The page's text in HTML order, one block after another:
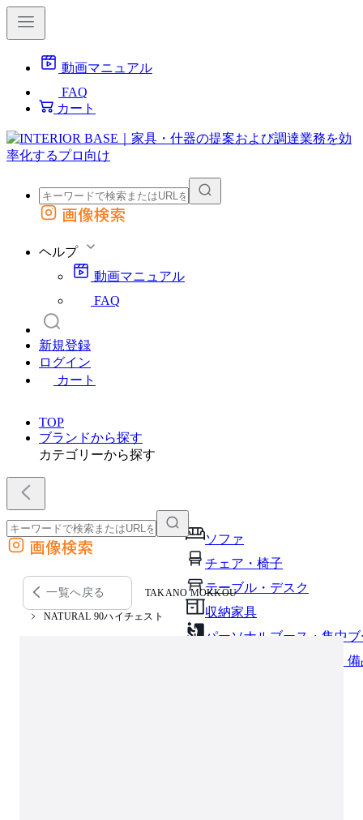
動画マニュアル
FAQ
カート
外部サイトの商品をカートに追加
画像検索
ヘルプ
動画マニュアル
FAQ
新規登録
ログイン
カート
TOP
ブランドから探す
カテゴリーから探す
ソファ
チェア・椅子
テーブル・デスク
収納家具
パーソナルブース・集中
オフィスアクセサリー・
外部サイトの商品をカートに追加
他のサイトで見つけた商品ページのURLを貼り付けて、カートに追加できます
画像検索
一覧へ戻る TAKANO MOKKOU
NATURAL 90ハイチェスト